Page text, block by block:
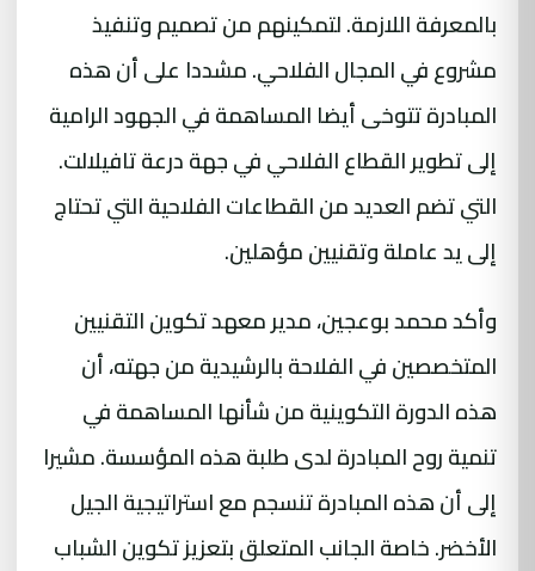
بالمعرفة اللازمة. لتمكينهم من تصميم وتنفيذ
مشروع في المجال الفلاحي. مشددا على أن هذه
المبادرة تتوخى أيضا المساهمة في الجهود الرامية
إلى تطوير القطاع الفلاحي في جهة درعة تافيلالت.
التي تضم العديد من القطاعات الفلاحية التي تحتاج
إلى يد عاملة وتقنيين مؤهلين.
وأكد محمد بوعجين، مدير معهد تكوين التقنيين
المتخصصين في الفلاحة بالرشيدية من جهته، أن
هذه الدورة التكوينية من شأنها المساهمة في
تنمية روح المبادرة لدى طلبة هذه المؤسسة. مشيرا
إلى أن هذه المبادرة تنسجم مع استراتيجية الجيل
الأخضر. خاصة الجانب المتعلق بتعزيز تكوين الشباب